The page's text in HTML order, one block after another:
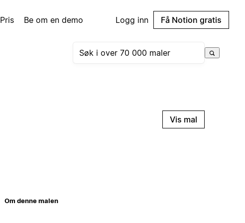
Pris Be om en demo Logg inn Få Notion gratis
Vis mal
Om denne malen